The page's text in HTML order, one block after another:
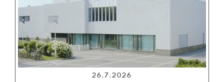
26.7.2026